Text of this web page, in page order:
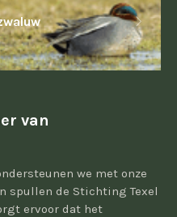
van
we met onze
spullen de Stichting Texel
ervoor dat het